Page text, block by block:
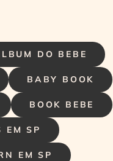
DO BEBE
BABY BOOK
BOOK BEBE
EM SP
EM SP